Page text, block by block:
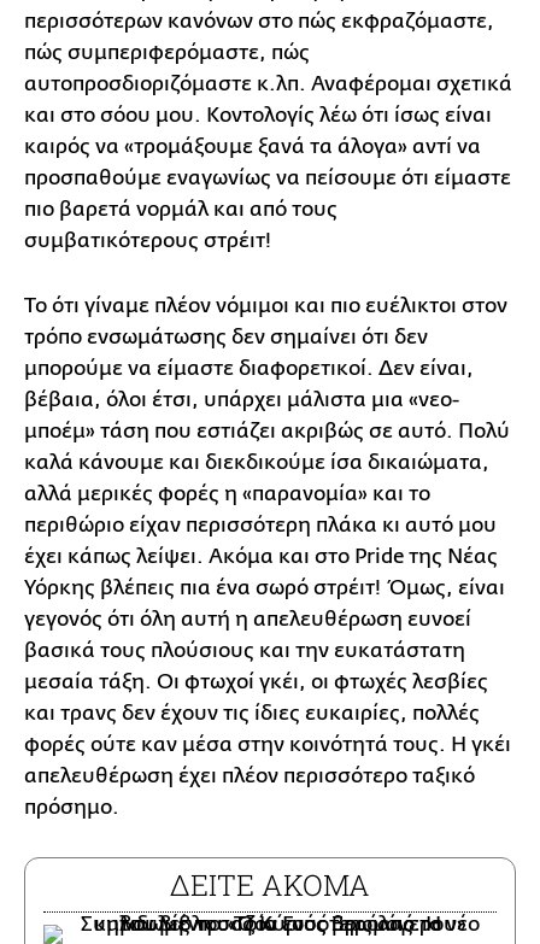
περισσότερων κανόνων στο πώς εκφραζόμαστε,
πώς συμπεριφερόμαστε, πώς
αυτοπροσδιοριζόμαστε κ.λπ. Αναφέρομαι σχετικά
και στο σόου μου. Κοντολογίς λέω ότι ίσως είναι
καιρός να «τρομάξουμε ξανά τα άλογα» αντί να
προσπαθούμε εναγωνίως να πείσουμε ότι είμαστε
πιο βαρετά νορμάλ και από τους
συμβατικότερους στρέιτ!
Το ότι γίναμε πλέον νόμιμοι και πιο ευέλικτοι στον
τρόπο ενσωμάτωσης δεν σημαίνει ότι δεν
μπορούμε να είμαστε διαφορετικοί. Δεν είναι,
βέβαια, όλοι έτσι, υπάρχει μάλιστα μια «νεο-
μποέμ» τάση που εστιάζει ακριβώς σε αυτό. Πολύ
καλά κάνουμε και διεκδικούμε ίσα δικαιώματα,
αλλά μερικές φορές η «παρανομία» και το
περιθώριο είχαν περισσότερη πλάκα κι αυτό μου
έχει κάπως λείψει. Ακόμα και στο Pride της Νέας
Υόρκης βλέπεις πια ένα σωρό στρέιτ! Όμως, είναι
γεγονός ότι όλη αυτή η απελευθέρωση ευνοεί
βασικά τους πλούσιους και την ευκατάστατη
μεσαία τάξη. Οι φτωχοί γκέι, οι φτωχές λεσβίες
και τρανς δεν έχουν τις ίδιες ευκαιρίες, πολλές
φορές ούτε καν μέσα στην κοινότητά τους. Η γκέι
απελευθέρωση έχει πλέον περισσότερο ταξικό
πρόσημο.
ΔΕΙΤΕ ΑΚΟΜΑ